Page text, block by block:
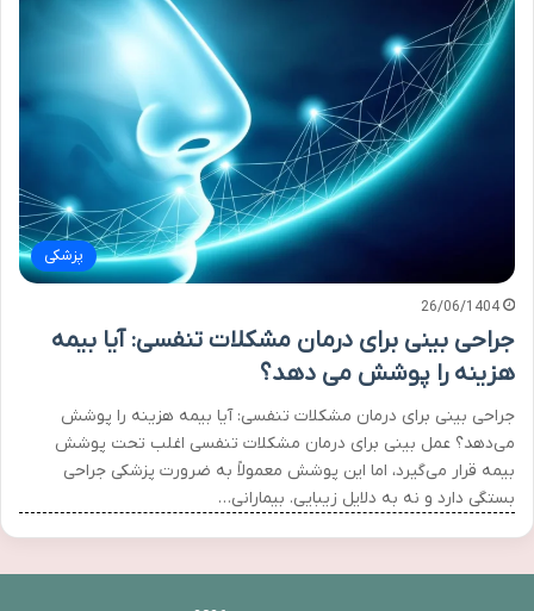
پزشکی
26/06/1404
جراحی بینی برای درمان مشکلات تنفسی: آیا بیمه
هزینه را پوشش می دهد؟
جراحی بینی برای درمان مشکلات تنفسی: آیا بیمه هزینه را پوشش
می‌دهد؟ عمل بینی برای درمان مشکلات تنفسی اغلب تحت پوشش
بیمه قرار می‌گیرد، اما این پوشش معمولاً به ضرورت پزشکی جراحی
بستگی دارد و نه به دلایل زیبایی. بیمارانی…